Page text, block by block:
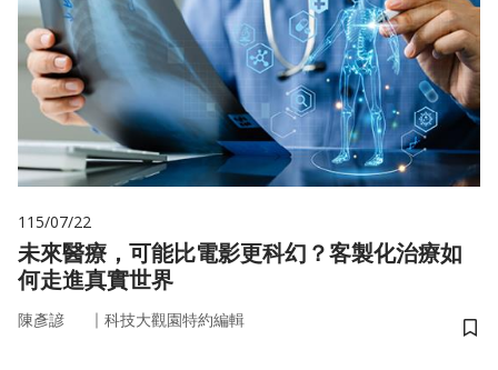
115/07/22
未來醫療，可能比電影更科幻？客製化治療如
何走進真實世界
陳彥諺 ｜ 科技大觀園特約編輯
儲